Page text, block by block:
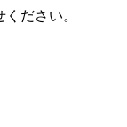
ださい。